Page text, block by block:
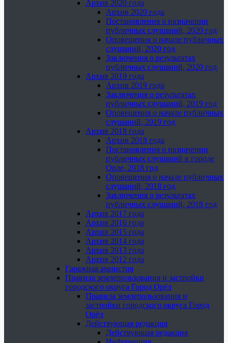
Архив 2020 года
Архив 2020 года
Постановления о назначении
публичных слушаний, 2020 год
Оповещения о начале публичных
слушаний, 2020 год
Заключения о результатах
публичных слушаний, 2020 год
Архив 2019 года
Архив 2019 года
Заключения о результатах
публичных слушаний, 2019 год
Оповещения о начале публичных
слушаний, 2019 год
Архив 2018 года
Архив 2018 года
Постановления о назначении
публичных слушаний в городе
Орле, 2018 год
Оповещения о начале публичных
слушаний, 2018 год
Заключения о результатах
публичных слушаний, 2018 год
Архив 2017 года
Архив 2016 года
Архив 2015 года
Архив 2014 года
Архив 2013 года
Архив 2012 года
Гаражная амнистия
Правила землепользования и застройки
городского округа Город Орёл
Правила землепользования и
застройки городского округа Город
Орёл
Действующая редакция
Действующая редакция